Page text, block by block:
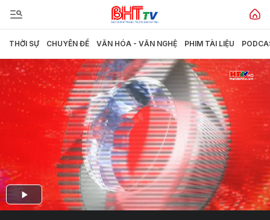
THỜI SỰ CHUYÊN ĐỀ VĂN HÓA - VĂN NGHỆ PHIM TÀI LIỆU